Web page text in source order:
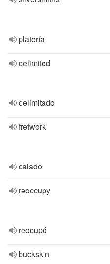
platería
delimited
delimitado
fretwork
calado
reoccupy
reocupó
buckskin